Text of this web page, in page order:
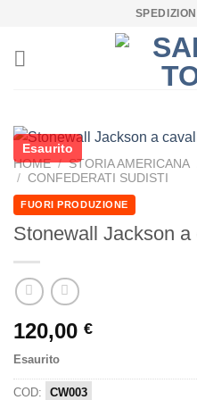
contenuti
Esaurito
HOME / STORIA AMERICANA
/ CONFEDERATI SUDISTI
FUORI PRODUZIONE
Stonewall Jackson a
120,00 €
Esaurito
COD: CW003